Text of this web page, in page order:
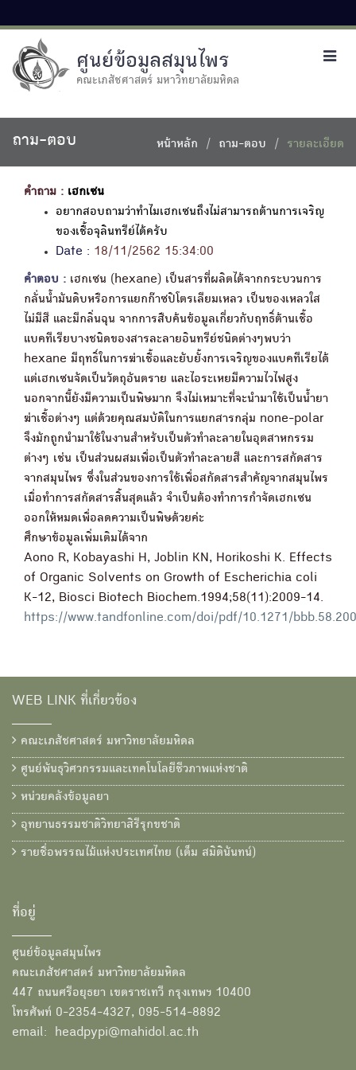
ศูนย์ข้อมูลสมุนไพร
คณะเภสัชศาสตร์ มหาวิทยาลัยมหิดล
ถาม-ตอบ หน้าหลัก ถาม-ตอบ รายละเอียด
คำถาม : เฮกเซน
อยากสอบถามว่าทำไมเฮกเซนถึงไม่สามารถต้านการเจริญ
ของเชื้อจุลินทรีย์ได้ครับ
Date : 18/11/2562 15:34:00
คำตอบ : เฮกเซน (hexane) เป็นสารที่ผลิตได้จากกระบวนการ
กลั่นน้ำมันดิบหรือการแยกก๊าซปิโตรเลียมเหลว เป็นของเหลวใส
ไม่มีสี และมีกลิ่นฉุน จากการสืบค้นข้อมูลเกี่ยวกับฤทธิ์ต้านเชื้อ
แบคทีเรียบางชนิดของสารละลายอินทรีย์ชนิดต่างๆพบว่า
hexane มีฤทธิ์ในการฆ่าเชื้อและยับยั้งการเจริญของแบคทีเรียได้
แต่เฮกเซนจัดเป็นวัตถุอันตราย และไอระเหยมีความไวไฟสูง
นอกจากนี้ยังมีความเป็นพิษมาก จึงไม่เหมาะที่จะนำมาใช้เป็นน้ำยา
ฆ่าเชื้อต่างๆ แต่ด้วยคุณสมบัติในการแยกสารกลุ่ม none-polar
จึงมักถูกนำมาใช้ในงานสำหรับเป็นตัวทำละลายในอุตสาหกรรม
ต่างๆ เช่น เป็นส่วนผสมเพื่อเป็นตัวทำละลายสี และการสกัดสาร
จากสมุนไพร ซึ่งในส่วนของการใช้เพื่อสกัดสารสำคัญจากสมุนไพร
เมื่อทำการสกัดสารสิ้นสุดแล้ว จำเป็นต้องทำการกำจัดเฮกเซน
ออกให้หมดเพื่อลดความเป็นพิษด้วยค่ะ
ศึกษาข้อมูลเพิ่มเติมได้จาก
Aono R, Kobayashi H, Joblin KN, Horikoshi K. Effects
of Organic Solvents on Growth of Escherichia coli
K-12, Biosci Biotech Biochem.1994;58(11):2009-14.
https://www.tandfonline.com/doi/pdf/10.1271/
WEB LINK ที่เกี่ยวข้อง
คณะเภสัชศาสตร์ มหาวิทยาลัยมหิดล
ศูนย์พันธุวิศวกรรมและเทคโนโลยีชีวภาพแห่งชาติ
หน่วยคลังข้อมูลยา
อุทยานธรรมชาติวิทยาสิรีรุกขชาติ
รายชื่อพรรณไม้แห่งประเทศไทย (เต็ม สมิตินันทน์)
ที่อยู่
ศูนย์ข้อมูลสมุนไพร
คณะเภสัชศาสตร์ มหาวิทยาลัยมหิดล
447 ถนนศรีอยุธยา เขตราชเทวี กรุงเทพฯ 10400
โทรศัพท์ 0-2354-4327, 095-514-8892
email: headpypi@mahidol.ac.th